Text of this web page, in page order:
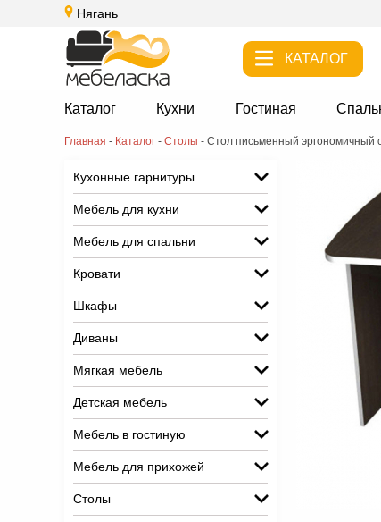
Нягань
КАТАЛОГ
Каталог Кухни Гостиная
Главная - Каталог - Столы - Стол письменный эргономичный
Кухонные гарнитуры
Мебель для кухни
Мебель для спальни
Кровати
Шкафы
Диваны
Мягкая мебель
Детская мебель
Мебель в гостиную
Мебель для прихожей
Столы